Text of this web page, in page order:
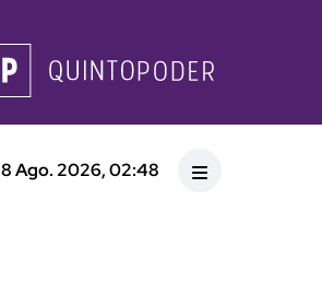
8 Ago. 2026, 02:48